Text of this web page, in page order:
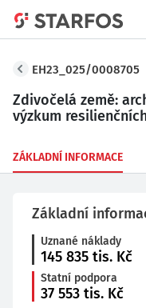
EH23_025/0008705
Zdivočelá země:
výzkum
ZÁKLADNÍ INFORMACE
Základní
Uznané náklady
145 835 tis. Kč
Statní podpora
37 553 tis. Kč